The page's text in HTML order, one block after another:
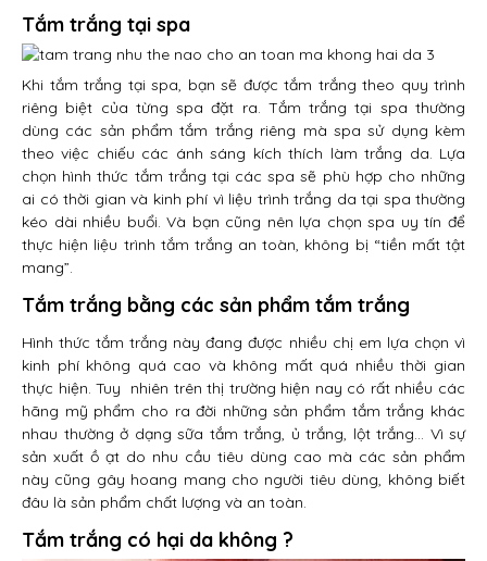
Tắm trắng tại spa
Khi tắm trắng tại spa, bạn sẽ được tắm trắng theo quy trình
riêng biệt của từng spa đặt ra. Tắm trắng tại spa thường
dùng các sản phẩm tắm trắng riêng mà spa sử dụng kèm
theo việc chiếu các ánh sáng kích thích làm trắng da. Lựa
chọn hình thức tắm trắng tại các spa sẽ phù hợp cho những
ai có thời gian và kinh phí vì liệu trình trắng da tại spa thường
kéo dài nhiều buổi. Và bạn cũng nên lựa chọn spa uy tín để
thực hiện liệu trình tắm trắng an toàn, không bị “tiền mất tật
mang”.
Tắm trắng bằng các sản phẩm tắm trắng
Hình thức tắm trắng này đang được nhiều chị em lựa chọn vì
kinh phí không quá cao và không mất quá nhiều thời gian
thực hiện. Tuy nhiên trên thị trường hiện nay có rất nhiều các
hãng mỹ phẩm cho ra đời những sản phẩm tắm trắng khác
nhau thường ở dạng sữa tắm trắng, ủ trắng, lột trắng… Vì sự
sản xuất ồ ạt do nhu cầu tiêu dùng cao mà các sản phẩm
này cũng gây hoang mang cho người tiêu dùng, không biết
đâu là sản phẩm chất lượng và an toàn.
Tắm trắng có hại da không ?